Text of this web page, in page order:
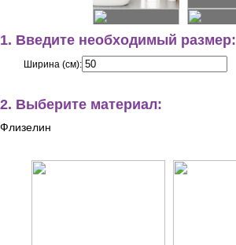
1. Введите необходимый размер:
Ширина (см):
2. Выберите материал:
Флизелин